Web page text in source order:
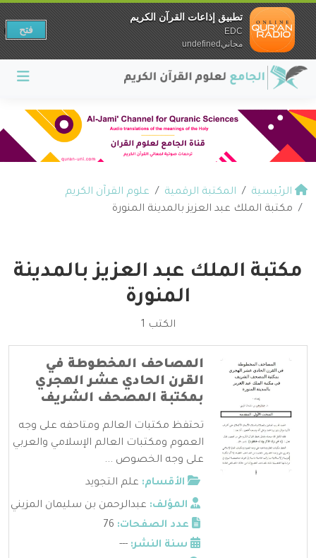
الرئيسية المكتبة الرقمية
علوم القرآن الكريم
مكتبة الملك عبد العزيز بالمدينة المنورة
مكتبة الملك عبد العزيز بالمدينة
المنورة
الكتب 1
المصاحف المخطوطة في
القرن الحادي عشر الهجري
بمكتبة المصحف الشريف
تحتفظ مكتبات العالم ومتاحفه على وجه
العموم ومكتبات العالم الإسلامي والعربي
على وجه الخصوص ...
الأقسام: علم التجويد
المؤلف: عبدالرحمن بن سليمان المزيني
عدد الصفحات:
سنة النشر: ---
تطبيق إذاعات القرآن الكريم
EDC
مجانيundefined
فتح